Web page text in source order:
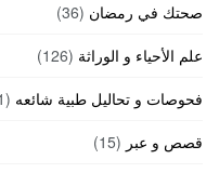
صحتك في رمضان (36)
علم الأحياء و الوراثة (126)
فحوصات و تحاليل طبية شائعه (1)
قصص و عبر (15)